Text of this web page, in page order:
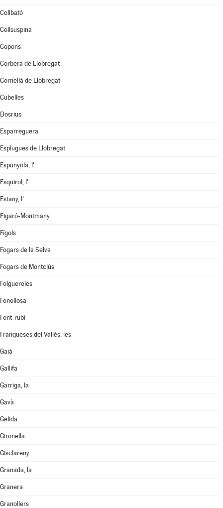
Collbató
Collsuspina
Copons
Corbera de Llobregat
Cornellà de Llobregat
Cubelles
Dosrius
Esparreguera
Esplugues de Llobregat
Espunyola, l'
Esquirol, l'
Estany, l'
Figaró-Montmany
Fígols
Fogars de la Selva
Fogars de Montclús
Folgueroles
Fonollosa
Font-rubí
Franqueses del Vallès, les
Gaià
Gallifa
Garriga, la
Gavà
Gelida
Gironella
Gisclareny
Granada, la
Granera
Granollers